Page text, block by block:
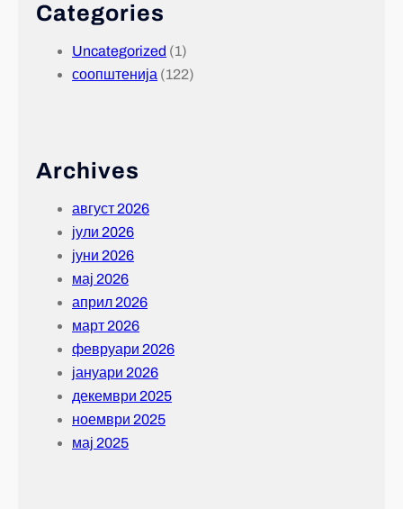
Categories
Uncategorized (1)
соопштенија (122)
Archives
август 2026
јули 2026
јуни 2026
мај 2026
април 2026
март 2026
февруари 2026
јануари 2026
декември 2025
ноември 2025
мај 2025